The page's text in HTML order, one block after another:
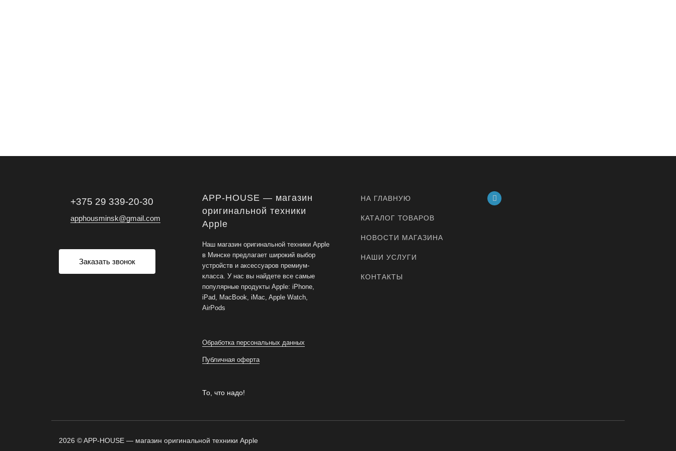
+375 29 339-20-30
apphousminsk@gmail.com
Заказать звонок
APP-HOUSE — магазин
оригинальной техники
Apple
Наш магазин оригинальной техники Apple
в Минске предлагает широкий выбор
устройств и аксессуаров премиум-
класса. У нас вы найдете все самые
популярные продукты Apple: iPhone,
iPad, MacBook, iMac, Apple Watch,
AirPods
Обработка персональных данных
Публичная оферта
То, что надо!
НА ГЛАВНУЮ
КАТАЛОГ ТОВАРОВ
НОВОСТИ МАГАЗИНА
НАШИ УСЛУГИ
КОНТАКТЫ
2026 © APP-HOUSE — магазин оригинальной техники Apple